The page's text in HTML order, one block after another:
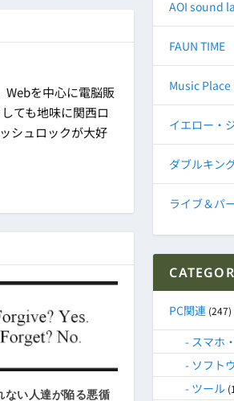
Webを中心に電脳販
ても地味に関西ロ
シュロックが大好
ない人達が陥る悪循
AOI sound
FAUN TIME
Music
イエロー・
ダブルキン
ライブ＆パ
PC関連 (247)
スマホ
ソフト
ツール